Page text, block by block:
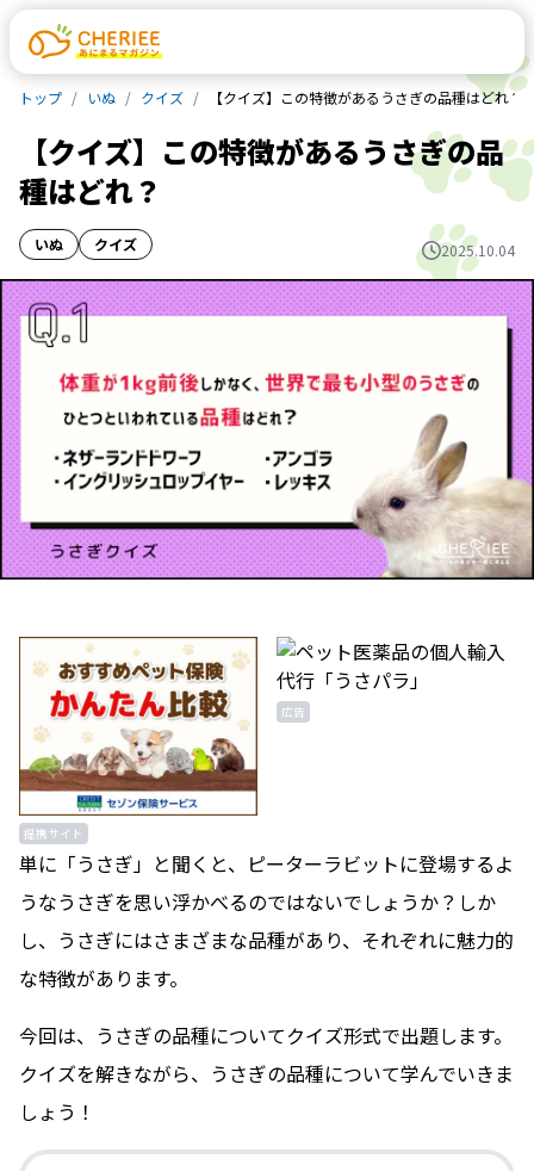
トップ いぬ クイズ 【クイズ】この特徴があるうさぎの品種はどれ？
【クイズ】この特徴があるうさぎの品
種はどれ？
いぬ クイズ 2025.10.04
提携サイト
広告
単に「うさぎ」と聞くと、ピーターラビットに登場するよ
うなうさぎを思い浮かべるのではないでしょうか？しか
し、うさぎにはさまざまな品種があり、それぞれに魅力的
な特徴があります。
今回は、うさぎの品種についてクイズ形式で出題します。
クイズを解きながら、うさぎの品種について学んでいきま
しょう！